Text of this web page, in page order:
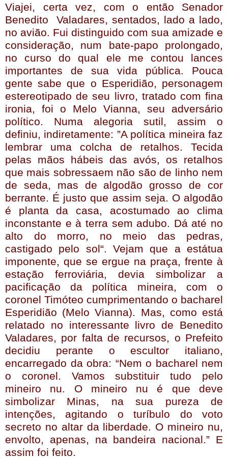
Viajei, certa vez, com o então Senador
Benedito Valadares, sentados, lado a lado,
no avião. Fui distinguido com sua amizade e
consideração, num bate-papo prolongado,
no curso do qual ele me contou lances
importantes de sua vida pública. Pouca
gente sabe que o Esperidião, personagem
estereotipado de seu livro, tratado com fina
ironia, foi o Melo Vianna, seu adversário
político. Numa alegoria sutil, assim o
definiu, indiretamente: ”A política mineira faz
lembrar uma colcha de retalhos. Tecida
pelas mãos hábeis das avós, os retalhos
que mais sobressaem não são de linho nem
de seda, mas de algodão grosso de cor
berrante. É justo que assim seja. O algodão
é planta da casa, acostumado ao clima
inconstante e à terra sem adubo. Dá até no
alto do morro, no meio das pedras,
castigado pelo sol“. Vejam que a estátua
imponente, que se ergue na praça, frente à
estação ferroviária, devia simbolizar a
pacificação da política mineira, com o
coronel Timóteo cumprimentando o bacharel
Esperidião (Melo Vianna). Mas, como está
relatado no interessante livro de Benedito
Valadares, por falta de recursos, o Prefeito
decidiu perante o escultor italiano,
encarregado da obra: “Nem o bacharel nem
o coronel. Vamos substituir tudo pelo
mineiro nu. O mineiro nu é que deve
simbolizar Minas, na sua pureza de
intenções, agitando o turíbulo do voto
secreto no altar da liberdade. O mineiro nu,
envolto, apenas, na bandeira nacional.” E
assim foi feito.